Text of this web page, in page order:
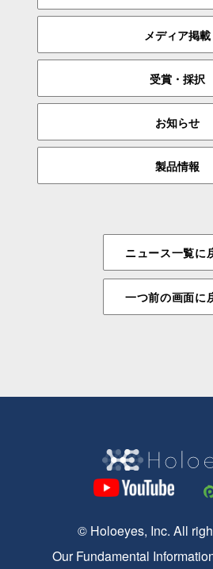
メディア掲載
受賞・採択
お知らせ
製品情報
ニュース一覧に
一つ前の画面に
© Holoeyes, Inc. All
Our Fundamental